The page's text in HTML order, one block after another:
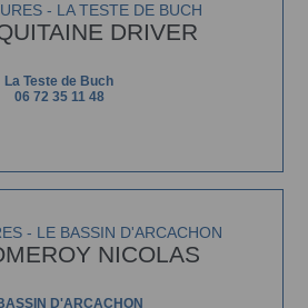
- LA TESTE DE BUCH
DRIVER
La Teste de Buch
06 72 35 11 48
- LE BASSIN D'ARCACHON
NICOLAS
D'ARCACHON